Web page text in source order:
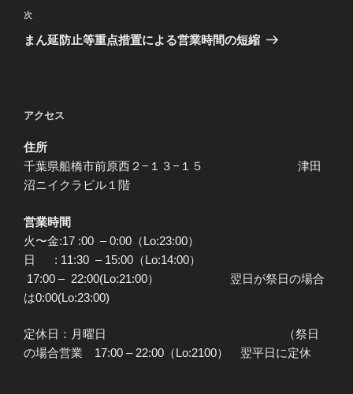
ビ
ゲ
ン
稿
次
の
次
まん延防止等重点措置による営業時間の短縮
アクセス
住所
千葉県船橋市前原西２−１３−１５ 津田
沼ニイクラビル１階
営業時間
火〜金:17 :00 – 0:00（Lo:23:00）
日 : 11:30 – 15:00（Lo:14:00）
17:00 – 22:00(Lo:21:00） 翌日が祭日の場合
は0:00(Lo:23:00)
定休日：月曜日 （祭日
の場合営業 17:00 – 22:00（Lo:2100） 翌平日に定休